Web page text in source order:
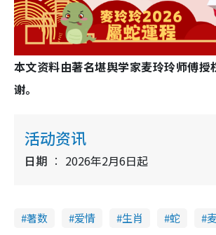
本文资料由著名堪舆学家麦玲玲师傅授
谢。
活动资讯
日期 2026年2月6日起
著数 爱情 生肖 蛇